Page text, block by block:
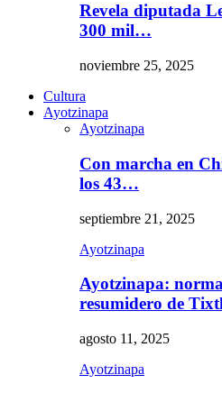
Revela diputada
300 mil…
noviembre 25, 2025
Cultura
Ayotzinapa
Ayotzinapa
Con marcha en
los 43…
septiembre 21, 2025
Ayotzinapa
Ayotzinapa:
resumidero de
agosto 11, 2025
Ayotzinapa